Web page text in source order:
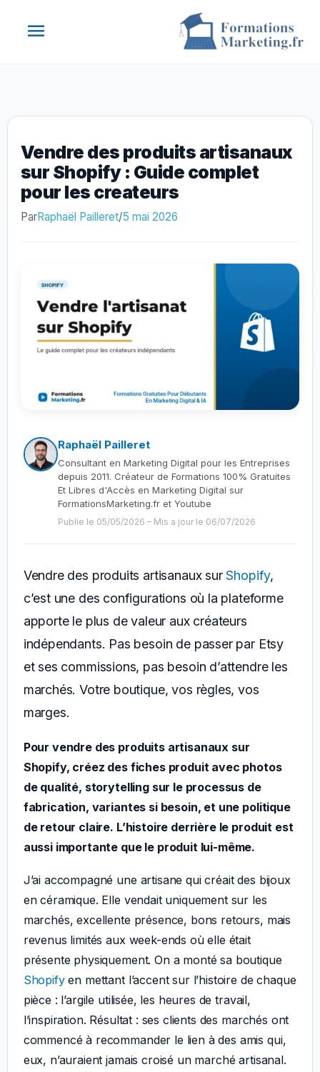
Menu
Vendre des produits artisanaux
sur Shopify : Guide complet
pour les createurs
ParRaphaël Pailleret/5 mai 2026
Raphaël Pailleret
Consultant en Marketing Digital pour les Entreprises
depuis 2011. Créateur de Formations 100% Gratuites
Et Libres d'Accès en Marketing Digital sur
FormationsMarketing.fr et Youtube
Publie le 05/05/2026 – Mis a jour le 06/07/2026
Vendre des produits artisanaux surShopify,
c’est une des configurations où la plateforme
apporte le plus de valeur aux créateurs
indépendants. Pas besoin de passer par Etsy
et ses commissions, pas besoin d’attendre les
marchés. Votre boutique, vos règles, vos
marges.
Pour vendre des produits artisanaux sur
Shopify, créez des fiches produit avec photos
de qualité, storytelling sur le processus de
fabrication, variantes si besoin, et une politique
de retour claire. L’histoire derrière le produit est
aussi importante que le produit lui-même.
J’ai accompagné une artisane qui créait des bijoux
en céramique. Elle vendait uniquement sur les
marchés, excellente présence, bons retours, mais
revenus limités aux week-ends où elle était
présente physiquement. On a monté sa boutique
Shopifyen mettant l’accent sur l’histoire de chaque
pièce : l’argile utilisée, les heures de travail,
l’inspiration. Résultat : ses clients des marchés ont
commencé à recommander le lien à des amis qui,
eux, n’auraient jamais croisé un marché artisanal.